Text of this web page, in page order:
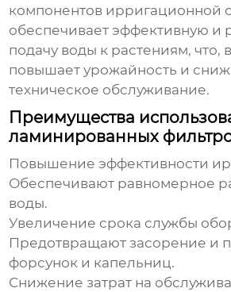
компонентов ирригационной
обеспечивает эффективную и
подачу воды к растениям, что,
повышает урожайность и
техническое обслуживание.
Преимущества
ламинированных
Повышение эффективности
Обеспечивают равномерное
воды.
Увеличение срока службы
Предотвращают засорение и
форсунок и капельниц.
Снижение затрат на